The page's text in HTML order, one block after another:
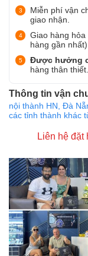
Miễn phí vận
giao nhận.
Giao hàng
hàng gần nhất)
Được hưởng
hàng thân thiết.
Thông tin vận
nội thành HN, Đà
các tỉnh thành khác
Liên hệ đặt